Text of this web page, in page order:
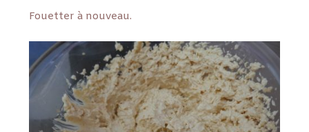
Fouetter à nouveau.